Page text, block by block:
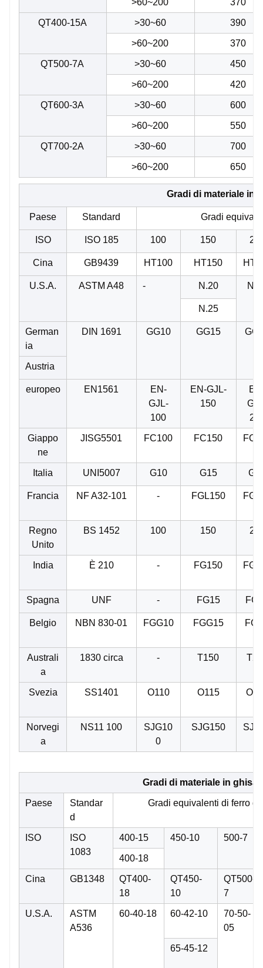
QT400-15A >30~60 390
>60~200 370
QT500-7A >30~60 450
>60~200 420
QT600-3A >30~60 600
>60~200 550
QT700-2A >30~60 700
>60~200 650
Gradi di materiale in
Paese Standard Gradi
ISO ISO 185 100 150
Cina GB9439 HT100 HT150
U.S.A. ASTM A48 - N.20
N.25
German
ia
DIN 1691 GG10 GG15
Austria
europeo EN1561
EN-
GJL-
100
EN-GJL-
150
Giappo
ne
JISG5501 FC100 FC150
Italia UNI5007 G10 G15
Francia NF A32-101 - FGL150
Regno
Unito
BS 1452 100 150
India È 210 - FG150
Spagna UNF - FG15
Belgio NBN 830-01 FGG10 FGG15
Australi
a
1830 circa - T150
Svezia SS1401 O110 O115
Norvegi
a
NS11 100
SJG10
0
SJG150
Gradi di materiale in ghisa
Paese
Standar
d
Gradi equivalenti di ferro
ISO
ISO
1083
400-15 450-10 500-7
400-18
Cina GB1348
QT400-
18
QT450-
10
QT500-
7
U.S.A.
ASTM
A536
60-40-18 60-42-10
70-50-
05
65-45-12